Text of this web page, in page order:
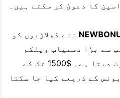
کا دعویٰ کر سکتے ہیں۔
نئے کھلاڑیوں کو
سے بڑا دستیاب ویلکم
بونس حاصل کرنے کی اجازت دیتا ہے۔ $1500 تک کے
100% جمع بونس کے ذریعے کیا جا سکتا